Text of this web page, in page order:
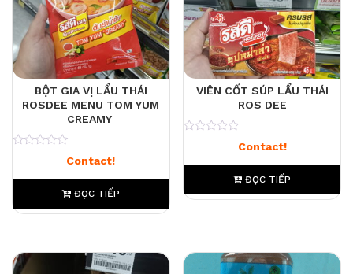
BỘT GIA VỊ LẨU THÁI
ROSDEE MENU TOM YUM
CREAMY
Contact!
ĐỌC TIẾP
VIÊN CỐT SÚP LẨU THÁI
ROS DEE
Contact!
ĐỌC TIẾP